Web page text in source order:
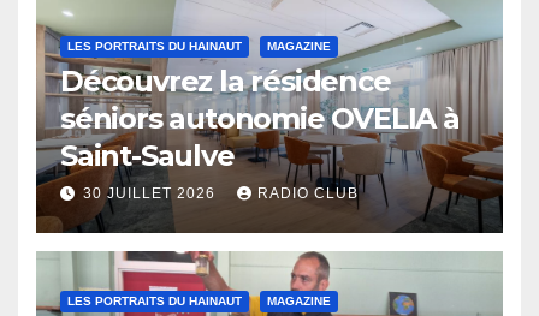
LES PORTRAITS DU HAINAUT MAGAZINE
Découvrez la résidence
séniors autonomie OVELIA à
Saint-Saulve
30 JUILLET 2026 RADIO CLUB
LES PORTRAITS DU HAINAUT MAGAZINE